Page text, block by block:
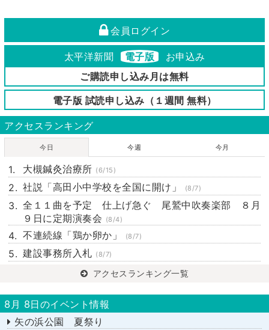
会員ログイン
太平洋新聞 電子版
お申込み
ご購読申し込み月は無料
電子版 試読申し込み（１週間 無料）
アクセスランキング
今日 今週 今月
大槻鍼灸治療所 (6/15)
社説「高田小中学校を全国に開け」 (8/7)
全１１曲を予定 仕上げ急ぐ 尾鷲中吹奏楽部 ８月
９日に定期演奏会 (8/4)
不連続線「鶏か卵か」 (8/7)
建設事務所入札 (8/7)
アクセスランキング一覧
8月 8日のイベント情報
矢の浜公園 夏祭り